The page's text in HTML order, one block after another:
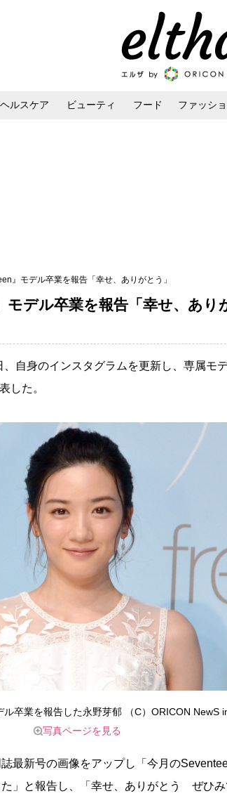
ヘルスケア ビューティ フード ファッシ
』モデル卒業を報告「幸せ、ありがとう」
デル卒業を報告「幸せ、あり
、自身のインスタグラムを更新し、専属モ
した。
ル卒業を報告した永野芽郁 （C）ORICON NewS
写真ページを見る
最新号の画像をアップし「今月の
」と報告し、「幸せ、ありがとう ぜひ